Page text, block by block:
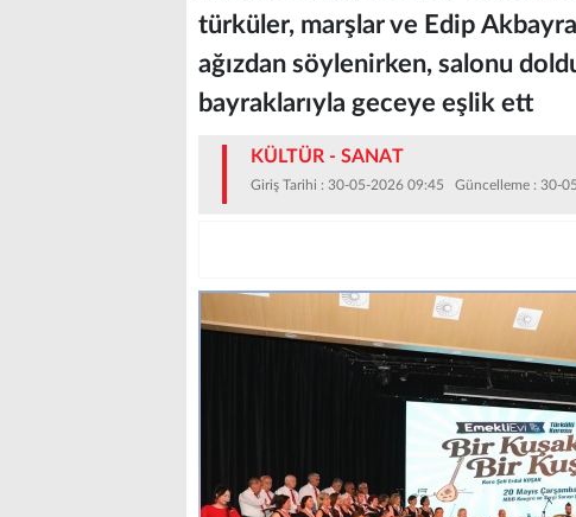
türküler, marşlar ve Edip
ağızdan söylenirken, salonu
bayraklarıyla geceye eşlik ett
KÜLTÜR - SANAT
Giriş Tarihi : 30-05-2026 09:45 Güncelleme : 30-